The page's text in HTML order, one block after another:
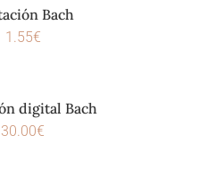
Bach
1.55€
digital Bach
30.00€